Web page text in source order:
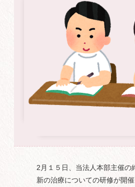
2 月１５日、当法人本部主催の
新の治療についての研修が開催